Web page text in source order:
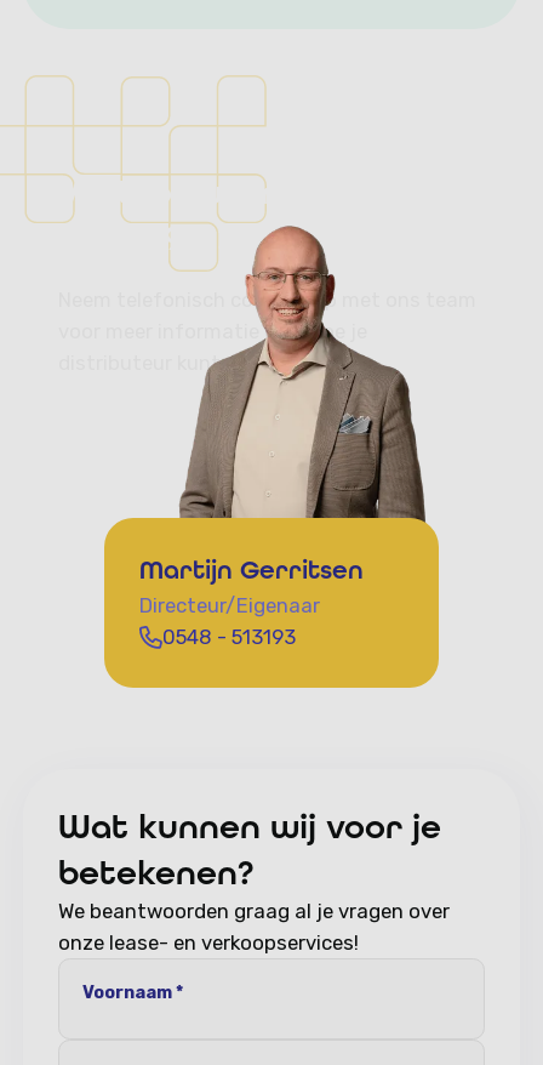
Vertrouwd in auto’s, al
sinds 1975.
Neem telefonisch contact op met ons team
voor meer informatie over hoe je
distributeur kunt worden.
Martijn Gerritsen
Directeur/Eigenaar
0548 - 513193
Wat kunnen wij voor je
betekenen?
We beantwoorden graag al je vragen over
onze lease- en verkoopservices!
Voornaam *